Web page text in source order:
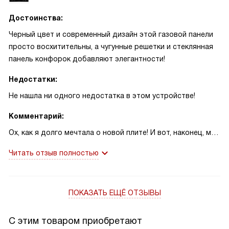
Достоинства:
Черный цвет и современный дизайн этой газовой панели
просто восхитительны, а чугунные решетки и стеклянная
панель конфорок добавляют элегантности!
Недостатки:
Не нашла ни одного недостатка в этом устройстве!
Комментарий:
Ох, как я долго мечтала о новой плите! И вот, наконец, моя
кухни! Черный цвет и современный дизайн прекрасно
Мне очень нравится, что управление осуществляется
Электроподжиг - это просто спасение для меня, больше
Читать отзыв полностью
ПОКАЗАТЬ ЕЩЁ ОТЗЫВЫ
С этим товаром приобретают